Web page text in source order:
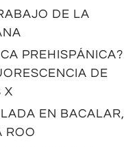
DE LA
PREHISPÁNICA?
DE
X
EN BACALAR,
ROO